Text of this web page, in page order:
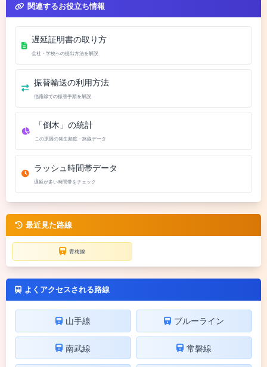
関連するお役立ち情報
遅延証明書の取り方
会社・学校への提出方法を解説
振替輸送の利用方法
他路線での振替手順を解説
「倒木」の統計
この原因の発生頻度・路線データ
ラッシュ時間帯データ
遅延が多い時間帯をチェック
最近見た路線
青梅線
よくアクセスされる路線
山手線 ブルーライン
南武線 常磐線